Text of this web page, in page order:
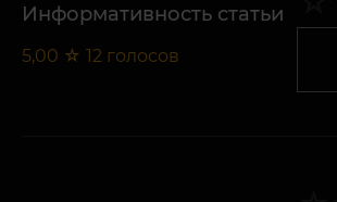
Информативность статьи
5,00 ☆ 12 голосов